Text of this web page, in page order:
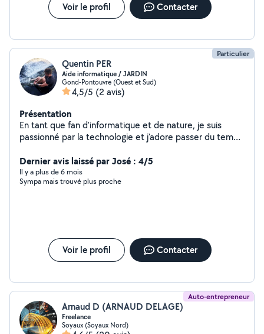
Voir le profil Contacter
Particulier
Quentin PER
Aide informatique / JARDIN
Gond-Pontouvre (Ouest et Sud)
4,5/5 (2 avis)
Présentation
En tant que fan d'informatique et de nature, je suis
passionné par la technologie et j'adore passer du temps
de ces deux intérêts me donne une perspective unique
sur la façon dont la technologie peut être utilisée pour
préserver notre environnement et améliorer notre
Dernier avis laissé par José : 4/5
Il y a plus de 6 mois
Sympa mais trouvé plus proche
Voir le profil Contacter
Auto-entrepreneur
Arnaud D (ARNAUD DELAGE)
Freelance
Soyaux (Soyaux Nord)